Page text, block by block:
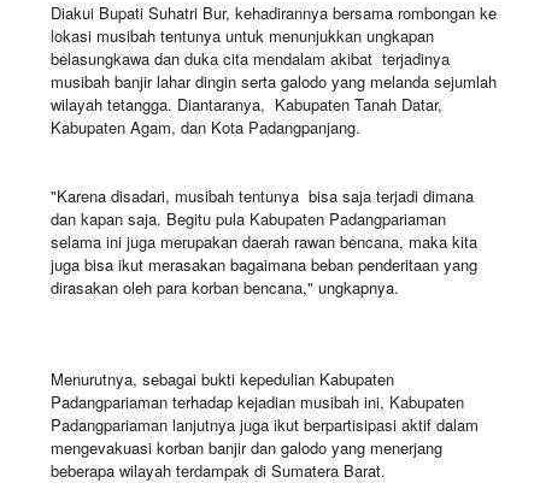
Diakui Bupati Suhatri Bur, kehadirannya bersama rombongan ke
lokasi musibah tentunya untuk menunjukkan ungkapan
belasungkawa dan duka cita mendalam akibat terjadinya
musibah banjir lahar dingin serta galodo yang melanda sejumlah
wilayah tetangga. Diantaranya, Kabupaten Tanah Datar,
Kabupaten Agam, dan Kota Padangpanjang.
"Karena disadari, musibah tentunya bisa saja terjadi dimana
dan kapan saja. Begitu pula Kabupaten Padangpariaman
selama ini juga merupakan daerah rawan bencana, maka kita
juga bisa ikut merasakan bagaimana beban penderitaan yang
dirasakan oleh para korban bencana," ungkapnya.
Menurutnya, sebagai bukti kepedulian Kabupaten
Padangpariaman terhadap kejadian musibah ini, Kabupaten
Padangpariaman lanjutnya juga ikut berpartisipasi aktif dalam
mengevakuasi korban banjir dan galodo yang menerjang
beberapa wilayah terdampak di Sumatera Barat.